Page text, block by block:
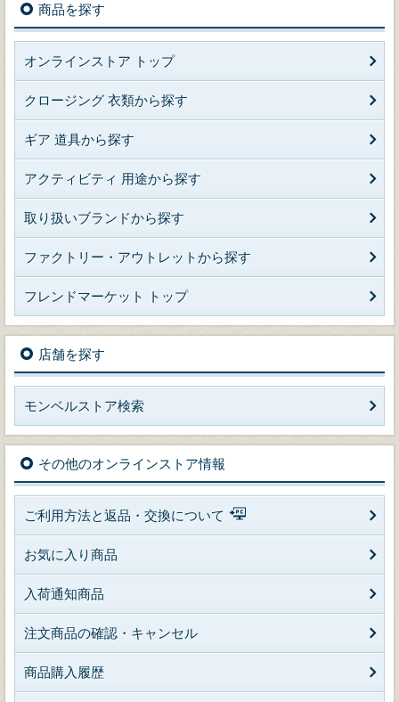
商品を探す
オンラインストア トップ
クロージング 衣類から探す
ギア 道具から探す
アクティビティ 用途から探す
取り扱いブランドから探す
ファクトリー・アウトレットから探す
フレンドマーケット トップ
店舗を探す
モンベルストア検索
その他のオンラインストア情報
ご利用方法と返品・交換について
お気に入り商品
入荷通知商品
注文商品の確認・キャンセル
商品購入履歴